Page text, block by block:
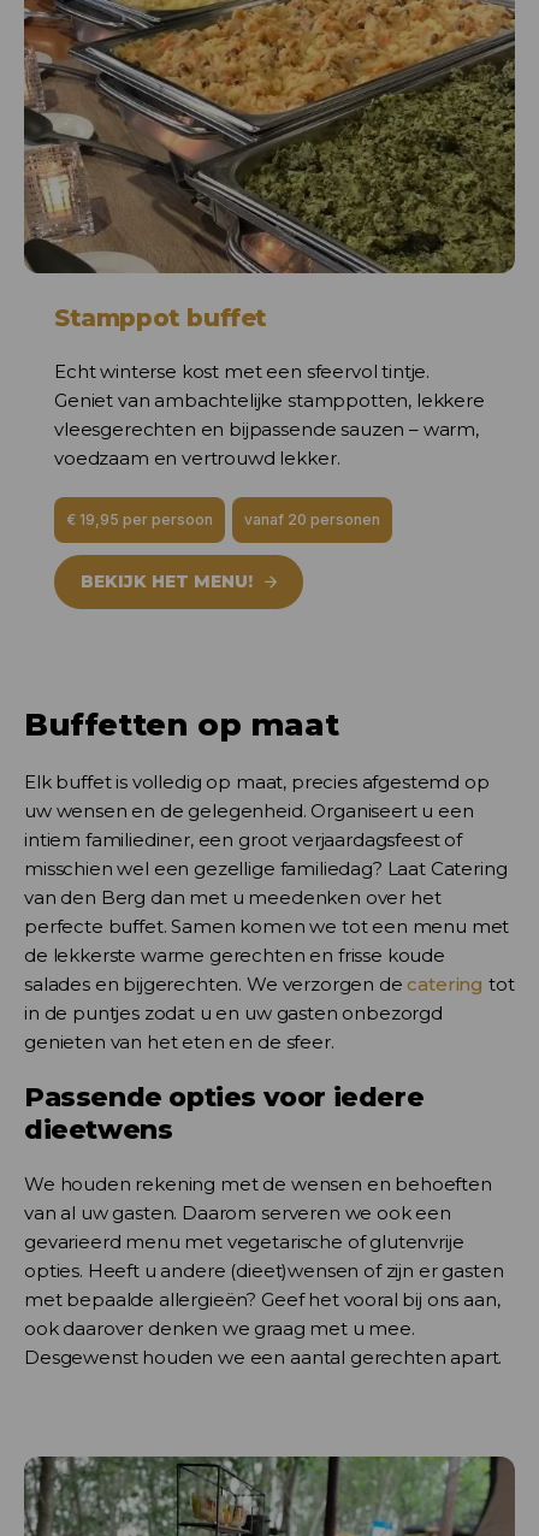
Stamppot buffet
Echt winterse kost met een sfeervol tintje.
Geniet van ambachtelijke stamppotten, lekkere
vleesgerechten en bijpassende sauzen – warm,
voedzaam en vertrouwd lekker.
€ 19,95 per persoon vanaf 20 personen
BEKIJK HET MENU!
Buffetten op maat
Elk buffet is volledig op maat, precies afgestemd op
uw wensen en de gelegenheid. Organiseert u een
intiem familiediner, een groot verjaardagsfeest of
misschien wel een gezellige familiedag? Laat Catering
van den Berg dan met u meedenken over het
perfecte buffet. Samen komen we tot een menu met
de lekkerste warme gerechten en frisse koude
salades en bijgerechten. We verzorgen decatering tot
in de puntjes zodat u en uw gasten onbezorgd
genieten van het eten en de sfeer.
Passende opties voor iedere
dieetwens
We houden rekening met de wensen en behoeften
van al uw gasten. Daarom serveren we ook een
gevarieerd menu met vegetarische of glutenvrije
opties. Heeft u andere (dieet)wensen of zijn er gasten
met bepaalde allergieën? Geef het vooral bij ons aan,
ook daarover denken we graag met u mee.
Desgewenst houden we een aantal gerechten apart.